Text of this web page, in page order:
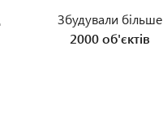
Збудували більше
2000 об'єктів